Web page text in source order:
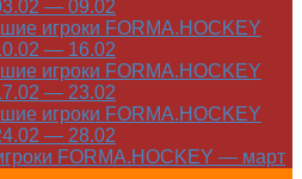
— 09.02
игроки FORMA.HOCKEY
— 16.02
игроки FORMA.HOCKEY
— 23.02
игроки FORMA.HOCKEY
— 28.02
FORMA.HOCKEY — март